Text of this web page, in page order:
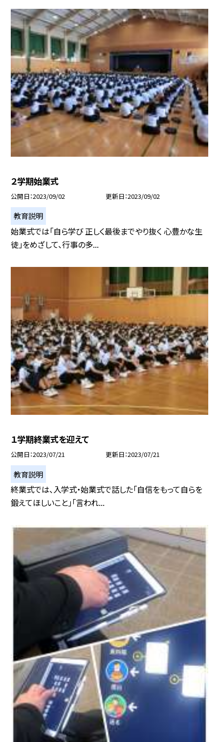
２学期始業式
公開日 2023/09/02 更新日 2023/09/02
教育説明
始業式では「自ら学び 正しく最後までやり抜く 心豊かな生
徒」をめざして、行事の多...
１学期終業式を迎えて
公開日 2023/07/21 更新日 2023/07/21
教育説明
終業式では、入学式・始業式で話した「自信をもって自らを
鍛えてほしいこと」「言われ...